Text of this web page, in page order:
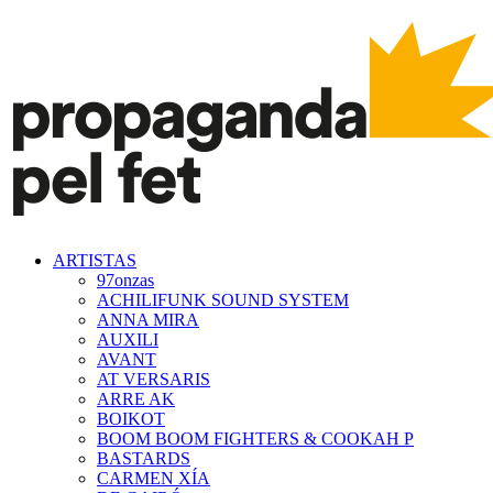
ARTISTAS
97onzas
ACHILIFUNK SOUND SYSTEM
ANNA MIRA
AUXILI
AVANT
AT VERSARIS
ARRE AK
BOIKOT
BOOM BOOM FIGHTERS & COOKAH P
BASTARDS
CARMEN XÍA